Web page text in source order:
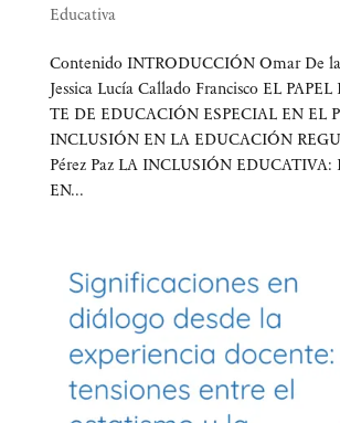
Educativa
Con­te­ni­do INTRO­DUC­CIÓN Omar De
Jes­si­ca Lucía Calla­do Francisco EL
TE DE EDU­CA­CIÓN ESPE­CIAL EN EL
INCLU­SIÓN EN LA EDU­CA­CIÓN
Pérez Paz LA INCLU­SIÓN EDU­CA­TI­VA:
EN...